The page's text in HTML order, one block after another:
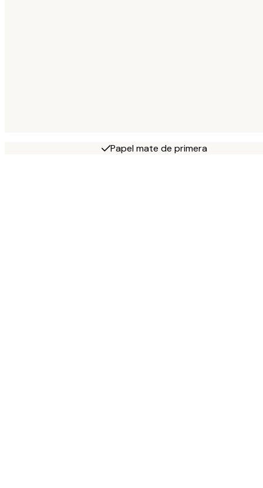
Papel mate de primera